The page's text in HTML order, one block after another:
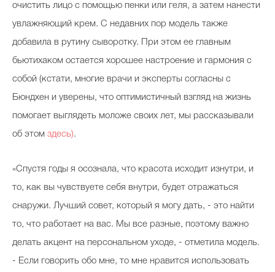
очистить лицо с помощью пенки или геля, а затем нанести
увлажняющий крем. С недавних пор модель также
добавила в рутину сыворотку. При этом ее главным
бьютихаком остается хорошее настроение и гармония с
собой (кстати, многие врачи и эксперты согласны с
Бюндхен и уверены, что оптимистичный взгляд на жизнь
помогает выглядеть моложе своих лет, мы рассказывали
об этом здесь).
«Спустя годы я осознала, что красота исходит изнутри, и
то, как вы чувствуете себя внутри, будет отражаться
снаружи. Лучший совет, который я могу дать, - это найти
то, что работает на вас. Мы все разные, поэтому важно
делать акцент на персональном уходе, - отметила модель.
- Если говорить обо мне, то мне нравится использовать